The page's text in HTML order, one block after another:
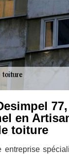
en
toiture
entreprise